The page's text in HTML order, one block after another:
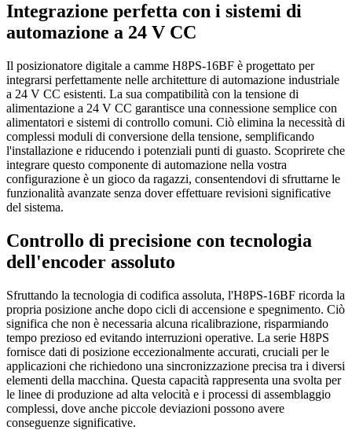
Integrazione perfetta con i sistemi di
automazione a 24 V CC
Il posizionatore digitale a camme H8PS-16BF è progettato per
integrarsi perfettamente nelle architetture di automazione industriale
a 24 V CC esistenti. La sua compatibilità con la tensione di
alimentazione a 24 V CC garantisce una connessione semplice con
alimentatori e sistemi di controllo comuni. Ciò elimina la necessità di
complessi moduli di conversione della tensione, semplificando
l'installazione e riducendo i potenziali punti di guasto. Scoprirete che
integrare questo componente di automazione nella vostra
configurazione è un gioco da ragazzi, consentendovi di sfruttarne le
funzionalità avanzate senza dover effettuare revisioni significative
del sistema.
Controllo di precisione con tecnologia
dell'encoder assoluto
Sfruttando la tecnologia di codifica assoluta, l'H8PS-16BF ricorda la
propria posizione anche dopo cicli di accensione e spegnimento. Ciò
significa che non è necessaria alcuna ricalibrazione, risparmiando
tempo prezioso ed evitando interruzioni operative. La serie H8PS
fornisce dati di posizione eccezionalmente accurati, cruciali per le
applicazioni che richiedono una sincronizzazione precisa tra i diversi
elementi della macchina. Questa capacità rappresenta una svolta per
le linee di produzione ad alta velocità e i processi di assemblaggio
complessi, dove anche piccole deviazioni possono avere
conseguenze significative.